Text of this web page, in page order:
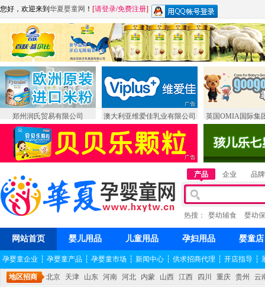
您好，欢迎来到 华夏婴童网 ！ [请登录/免费注册]
郑州润氏贸易有限公司 澳大利亚维爱佳乳业有限公司 英国OMIA国际集
产品 企业 品牌
热搜： 婴幼辅食 婴幼
网站首页 婴儿用品 儿童用品 孕妇用品 婴童店
孕婴童企业 ┆ 孕婴童产品 ┆ 孕婴童市场 ┆ 新闻中心 ┆ 供求招商代理 ┆ 开店指导 ┆
地区招商 北京 天津 山东 河南 河北 内蒙 山西 江西 四川 重庆 贵州
云